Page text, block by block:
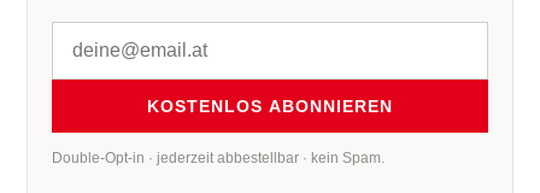
KOSTENLOS ABONNIEREN
Double-Opt-in · jederzeit abbestellbar · kein Spam.